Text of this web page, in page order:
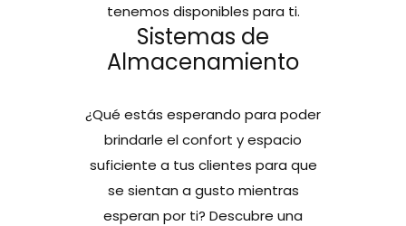
tenemos disponibles para ti.
Sistemas de
Almacenamiento
¿Qué estás esperando para poder
brindarle el confort y espacio
suficiente a tus clientes para que
se sientan a gusto mientras
esperan por ti? Descubre una